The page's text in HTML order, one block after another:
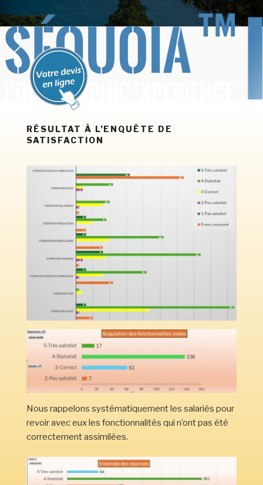
au
contenu
principal
BERCEL INFORMATIQUE
SEQUOIA Polymorphic X'périence
RÉSULTAT À L’ENQUÊTE DE
SATISFACTION
Nous rappelons systématiquement les salariés pour
revoir avec eux les fonctionnalités qui n’ont pas été
correctement assimilées.